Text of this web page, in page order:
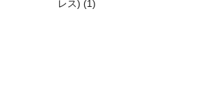
レス) (1)